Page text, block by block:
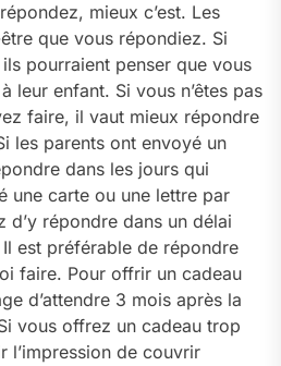
mieux c’est. Les
que vous répondiez. Si
pourraient penser que vous
leur enfant. Si vous n’êtes pas
faire, il vaut mieux répondre
les parents ont envoyé un
dans les jours qui
une carte ou une lettre par
d’y répondre dans un délai
Il est préférable de répondre
faire. Pour offrir un cadeau
d’attendre 3 mois après la
vous offrez un cadeau trop
l’impression de couvrir